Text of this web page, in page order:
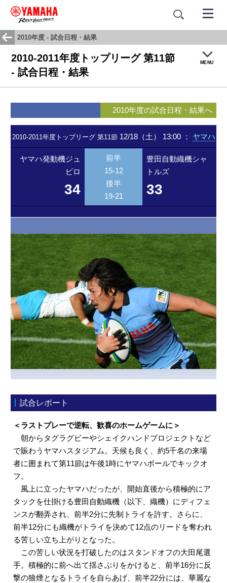
2010年度 - 試合日程・結果
2010-2011年度トップリーグ 第11節
- 試合日程・結果
MENU
試合結果・日程
チームヒストリー
応援歌：蒼き闘志
2010年度の試合日程・結果へ
2010-2011年度トップリーグ 第11節 12/18（土） 13:00： ヤマハ
ヤマハ発動機ジュ
ビロ
34
前半
15-12
後半
19-21
33
豊田自動織機シャ
トルズ
試合レポート
＜ラストプレーで逆転、歓喜のホームゲームに＞
朝からタグラグビーやシェイクハンドプロジェクトなど
で賑わうヤマハスタジアム。天候も良く、約5千名の来場
者に囲まれて第11節は午後1時にヤマハボールでキックオ
フ。
風上に立ったヤマハだったが、開始直後から積極的にア
タックを仕掛ける豊田自動織機（以下、織機）にディフェ
ンスが翻弄され、前半2分に先制トライを許す。さらに、
前半12分にも織機がトライを決めて12点のリードを奪われ
る苦しい立ち上がりとなった。
この苦しい状況を打破したのはスタンドオフの大田尾選
手。積極的に前へ出て揺さぶりをかけると、前半16分に反
撃の狼煙となるトライを自らあげ、前半22分には、華麗な